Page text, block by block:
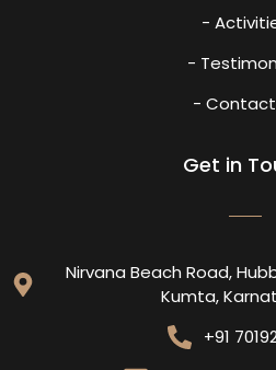
-
-
-
Get in
Nirvana Beach Road,
Kumta,
+91